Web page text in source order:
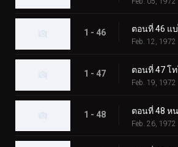
1 - 46
Feb. 12, 1972
1 - 47
Feb. 19, 1972
1 - 48
Feb. 26, 1972